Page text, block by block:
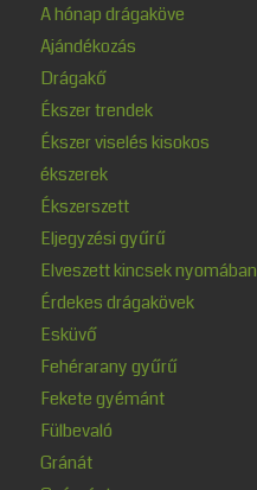
A hónap drágaköve
Ajándékozás
Drágakő
Ékszer trendek
Ékszer viselés kisokos
ékszerek
Ékszerszett
Eljegyzési gyűrű
Elveszett kincsek nyomában
Érdekes drágakövek
Esküvő
Fehérarany gyűrű
Fekete gyémánt
Fülbevaló
Gránát